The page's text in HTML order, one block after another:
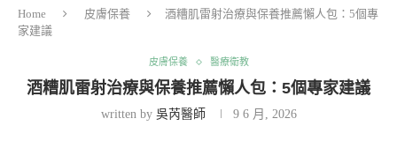
Home 皮膚保養
酒糟肌雷射治療與保養推薦懶人包：5個專
家建議
皮膚保養 醫療衛教
酒糟肌雷射治療與保養推薦懶人包：5個專家建議
written by 吳芮醫師 9 6 月, 2026